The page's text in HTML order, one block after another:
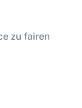
zu fairen